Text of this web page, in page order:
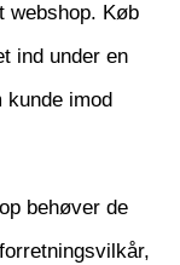
webshop. Køb
ind under en
imod
behøver de